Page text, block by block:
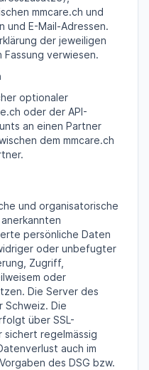
mmcare.ch und
und E-Mail-Adressen.
der jeweiligen
verwiesen.
optionaler
oder der API-
an einen Partner
dem mmcare.ch
und organisatorische
persönliche Daten
oder unbefugter
Zugriff,
oder
Die Server des
Schweiz. Die
über SSL-
sichert regelmässig
auch im
des DSG bzw.